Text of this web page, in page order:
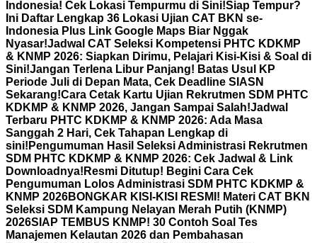
Indonesia! Cek Lokasi Tempurmu di Sini!Siap Tempur?
Ini Daftar Lengkap 36 Lokasi Ujian CAT BKN se-
Indonesia Plus Link Google Maps Biar Nggak
Nyasar!Jadwal CAT Seleksi Kompetensi PHTC KDKMP
& KNMP 2026: Siapkan Dirimu, Pelajari Kisi-Kisi & Soal di
Sini!Jangan Terlena Libur Panjang! Batas Usul KP
Periode Juli di Depan Mata, Cek Deadline SIASN
Sekarang!Cara Cetak Kartu Ujian Rekrutmen SDM PHTC
KDKMP & KNMP 2026, Jangan Sampai Salah!Jadwal
Terbaru PHTC KDKMP & KNMP 2026: Ada Masa
Sanggah 2 Hari, Cek Tahapan Lengkap di
sini! Pengumuman Hasil Seleksi Administrasi Rekrutmen
SDM PHTC KDKMP & KNMP 2026: Cek Jadwal & Link
Downloadnya! Resmi Ditutup! Begini Cara Cek
Pengumuman Lolos Administrasi SDM PHTC KDKMP &
KNMP 2026BONGKAR KISI-KISI RESMI! Materi CAT BKN
Seleksi SDM Kampung Nelayan Merah Putih (KNMP)
2026SIAP TEMBUS KNMP! 30 Contoh Soal Tes
Manajemen Kelautan 2026 dan Pembahasan